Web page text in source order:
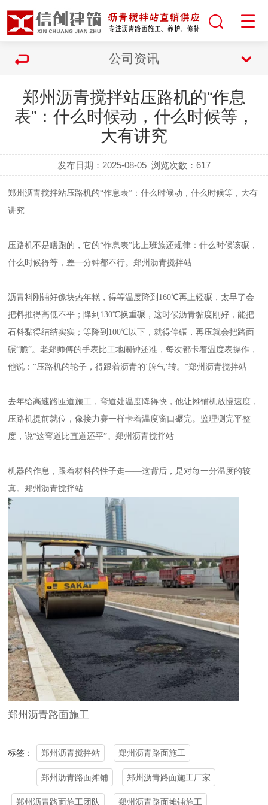
公司资讯
郑州沥青搅拌站压路机的“作息
表”：什么时候动，什么时候等，
大有讲究
发布日期：2025-08-05 浏览次数：617
郑州沥青搅拌站压路机的“作息表”：什么时候动，什么时候等，大有
讲究
压路机不是瞎跑的，它的“作息表”比上班族还规律：什么时候该碾，
什么时候得等，差一分钟都不行。郑州沥青搅拌站
沥青料刚铺好像块热年糕，得等温度降到 160℃再上轻碾，太早了会
把料推得高低不平；降到130℃换重碾，这时候沥青黏度刚好，能把
石料黏得结结实实；等降到100℃以下，就得停碾，再压就会把路面
碾“脆”。老郑师傅的手表比工地闹钟还准，每次都卡着温度表操作，
他说：“压路机的轮子，得跟着沥青的‘脾气’转。”郑州沥青搅拌站
去年给高速路匝道施工，弯道处温度降得快，他让摊铺机放慢速度，
压路机提前就位，像接力赛一样卡着温度窗口碾完。监理测完平整
度，说“这弯道比直道还平”。郑州沥青搅拌站
机器的作息，跟着材料的性子走——这背后，是对每一分温度的较
真。郑州沥青搅拌站
郑州沥青路面施工
标签： 郑州沥青搅拌站 郑州沥青路面施工
郑州沥青路面摊铺 郑州沥青路面施工厂家
郑州沥青路面施工团队 郑州沥青路面摊铺施工